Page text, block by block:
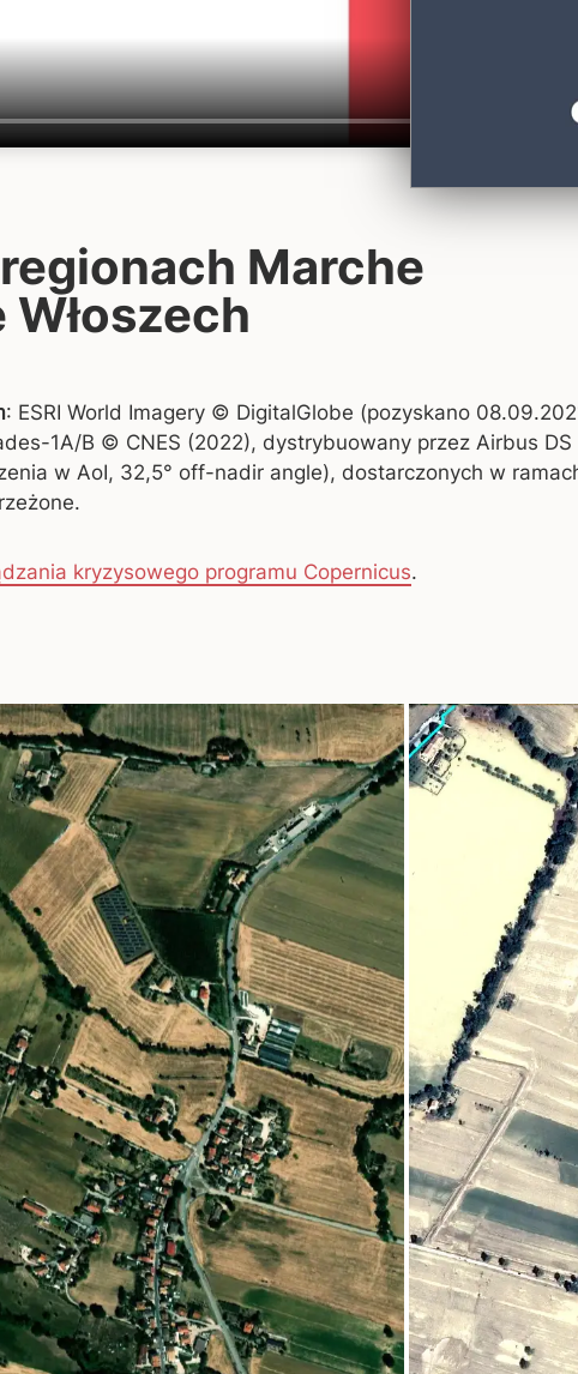
Marche
: ESRI World Imagery © DigitalGlobe (pozyskano
1A/B © CNES (2022), dystrybuowany przez Airbus
w AoI, 32,5° off-nadir angle), dostarczonych w
kryzysowego programu Copernicus.